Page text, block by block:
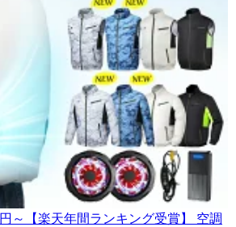
～【楽天年間ランキング受賞】 空調